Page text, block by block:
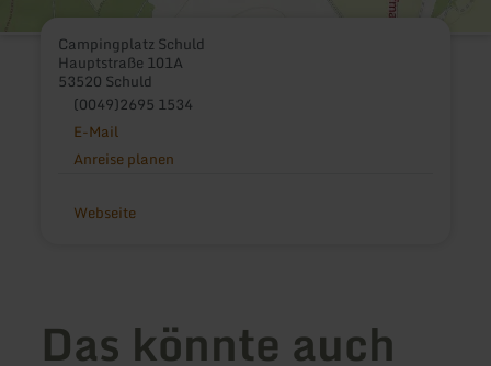
Campingplatz Schuld
Hauptstraße 101A
53520 Schuld
(0049)2695 1534
E-Mail
Anreise planen
Webseite
Das könnte auch